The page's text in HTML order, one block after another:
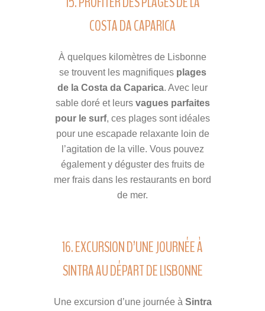
COSTA DA CAPARICA
À quelques kilomètres de Lisbonne
se trouvent les magnifiquesplages
de la Costa da Caparica. Avec leur
sable doré et leurs vagues parfaites
pour le surf, ces plages sont idéales
pour une escapade relaxante loin de
l’agitation de la ville. Vous pouvez
également y déguster des fruits de
mer frais dans les restaurants en bord
de mer.
16. EXCURSION D’UNE JOURNÉE À
SINTRA AU DÉPART DE LISBONNE
Une excursion d’une journée à Sintra